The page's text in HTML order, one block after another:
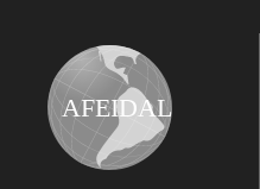
AFEIDAL